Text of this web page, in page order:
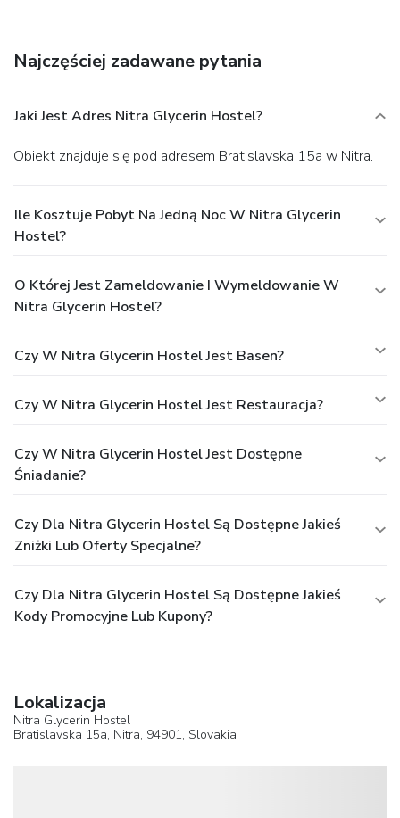
available onsite.
Najczęściej zadawane pytania
Jaki Jest Adres Nitra Glycerin Hostel?
Obiekt znajduje się pod adresem Bratislavska 15a w Nitra.
Ile Kosztuje Pobyt Na Jedną Noc W Nitra Glycerin
Hostel?
O Której Jest Zameldowanie I Wymeldowanie W
Nitra Glycerin Hostel?
Czy W Nitra Glycerin Hostel Jest Basen?
Czy W Nitra Glycerin Hostel Jest Restauracja?
Czy W Nitra Glycerin Hostel Jest Dostępne
Śniadanie?
Czy Dla Nitra Glycerin Hostel Są Dostępne Jakieś
Zniżki Lub Oferty Specjalne?
Czy Dla Nitra Glycerin Hostel Są Dostępne Jakieś
Kody Promocyjne Lub Kupony?
Lokalizacja
Nitra Glycerin Hostel
Bratislavska 15a, Nitra, 94901, Slovakia